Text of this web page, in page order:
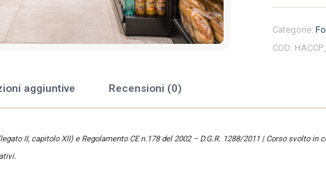
del
alimentare
nella
Categorie:
COD:
aggiuntive Recensioni (0)
II, capitolo XII) e Regolamento CE n.178 del 2002 – D.G.R. 1288/2011 | Corso svolto